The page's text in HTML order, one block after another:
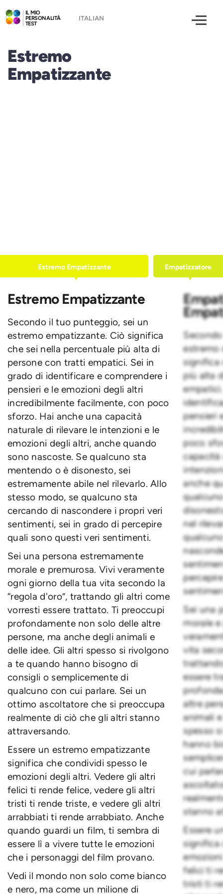
IL MIO
PERSONALITÀ
TEST
Estremo
Empatizzante
Estremo Empatizzante Empatizzatore
Estremo Empatizzante
Secondo il tuo punteggio, sei un
estremo empatizzante. Ciò significa
che sei nella percentuale più alta di
persone con tratti empatici. Sei in
grado di identificare e comprendere i
pensieri e le emozioni degli altri
incredibilmente facilmente, con poco
sforzo. Hai anche una capacità
naturale di rilevare le intenzioni e le
emozioni degli altri, anche quando
sono nascoste. Se qualcuno sta
mentendo o è disonesto, sei
estremamente abile nel rilevarlo. Allo
stesso modo, se qualcuno sta
cercando di nascondere i propri veri
sentimenti, sei in grado di percepire
quali sono questi veri sentimenti.
Sei una persona estremamente
morale e premurosa. Vivi veramente
ogni giorno della tua vita secondo la
“regola d'oro”, trattando gli altri come
vorresti essere trattato. Ti preoccupi
profondamente non solo delle altre
persone, ma anche degli animali e
delle idee. Gli altri spesso si rivolgono
a te quando hanno bisogno di
consigli o semplicemente di
qualcuno con cui parlare. Sei un
ottimo ascoltatore che si preoccupa
realmente di ciò che gli altri stanno
attraversando.
Essere un estremo empatizzante
significa che condividi spesso le
emozioni degli altri. Vedere gli altri
felici ti rende felice, vedere gli altri
tristi ti rende triste, e vedere gli altri
arrabbiati ti rende arrabbiato. Anche
quando guardi un film, ti sembra di
essere lì a vivere tutte le emozioni
che i personaggi del film provano.
Vedi il mondo non solo come bianco
e nero, ma come un milione di
estremo
significa
più alta
pensieri
poco
capacità
anche
nel
Sei una
morale
vita
essere
altre
animali
spesso
hanno
cui
stanno
Essere
significa
felici ti
tristi ti